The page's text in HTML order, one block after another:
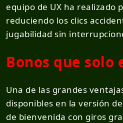
equipo de UX ha realizado
reduciendo los clics
jugabilidad sin
Bonos que
Una de las grandes
disponibles en la versión
de bienvenida con giros